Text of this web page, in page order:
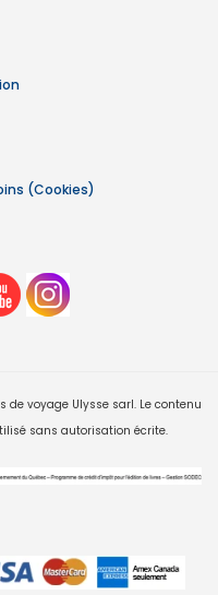
(Cookies)
voyage Ulysse sarl. Le contenu
sans autorisation écrite.